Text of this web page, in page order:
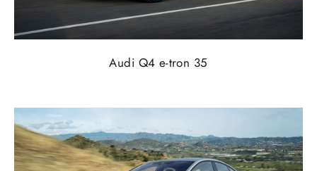
Audi Q4 e-tron 35